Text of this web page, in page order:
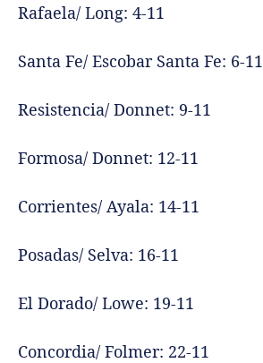
Rafaela/ Long: 4-11
Santa Fe/ Escobar Santa Fe: 6-11
Resistencia/ Donnet: 9-11
Formosa/ Donnet: 12-11
Corrientes/ Ayala: 14-11
Posadas/ Selva: 16-11
El Dorado/ Lowe: 19-11
Concordia/ Folmer: 22-11